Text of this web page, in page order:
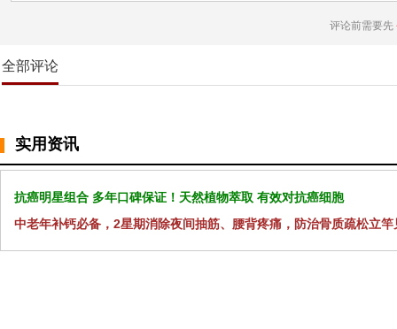
评论前需要先
全部评论
实用资讯
抗癌明星组合 多年口碑保证！天然植物萃取 有效对抗癌细胞
中老年补钙必备，2星期消除夜间抽筋、腰背疼痛，防治骨质疏松立竿